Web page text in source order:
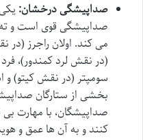
صداپیشگی درخشان:
صداپیشگی قوی است و ته
می کند. اولان راجرز
(در نقش لرد کمندور)،
سومپتر (در نقش کیتو) و
بخشی از ستارگان
صداپیشگان، با مهارت
کنند و به آن ها عمق و